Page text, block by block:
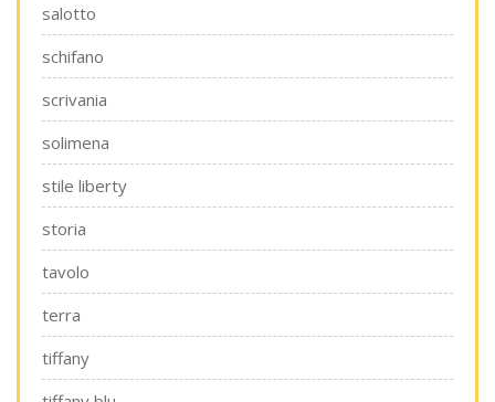
salotto
schifano
scrivania
solimena
stile liberty
storia
tavolo
terra
tiffany